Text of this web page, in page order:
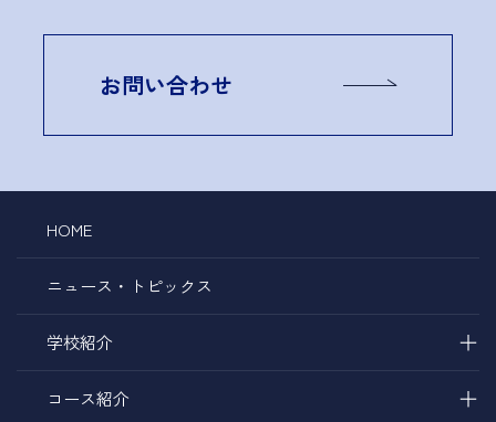
お問い合わせ
HOME
ニュース・トピックス
学校紹介 ＋
コース紹介 ＋